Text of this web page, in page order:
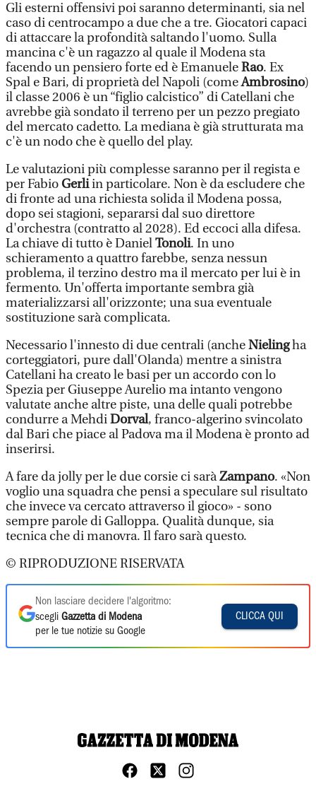
Gli esterni offensivi poi saranno determinanti, sia nel
caso di centrocampo a due che a tre. Giocatori capaci
di attaccare la profondità saltando l'uomo. Sulla
mancina c'è un ragazzo al quale il Modena sta
facendo un pensiero forte ed è EmanueleRao. Ex
Spal e Bari, di proprietà del Napoli (comeAmbrosino)
il classe 2006 è un “figlio calcistico” di Catellani che
avrebbe già sondato il terreno per un pezzo pregiato
del mercato cadetto. La mediana è già strutturata ma
c'è un nodo che è quello del play.
Le valutazioni più complesse saranno per il regista e
per FabioGerliin particolare. Non è da escludere che
di fronte ad una richiesta solida il Modena possa,
dopo sei stagioni, separarsi dal suo direttore
d'orchestra (contratto al 2028). Ed eccoci alla difesa.
La chiave di tutto è DanielTonoli. In uno
schieramento a quattro farebbe, senza nessun
problema, il terzino destro ma il mercato per lui è in
fermento. Un'offerta importante sembra già
materializzarsi all'orizzonte; una sua eventuale
sostituzione sarà complicata.
Necessario l'innesto di due centrali (ancheNielingha
corteggiatori, pure dall'Olanda) mentre a sinistra
Catellani ha creato le basi per un accordo con lo
Spezia per Giuseppe Aurelio ma intanto vengono
valutate anche altre piste, una delle quali potrebbe
condurre a MehdiDorval, franco-algerino svincolato
dal Bari che piace al Padova ma il Modena è pronto ad
inserirsi.
A fare da jolly per le due corsie ci saràZampano. «Non
voglio una squadra che pensi a speculare sul risultato
che invece va cercato attraverso il gioco» - sono
sempre parole di Galloppa. Qualità dunque, sia
tecnica che di manovra. Il faro sarà questo.
© RIPRODUZIONE RISERVATA
Non lasciare decidere l'algoritmo:
scegli Gazzetta di Modena
per le tue notizie su Google
CLICCA QUI